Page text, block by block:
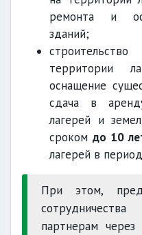
ремонта и
зданий;
территории
оснащение
сдача в
лагерей и
сроком до 10
лагерей в
При этом,
партнерам